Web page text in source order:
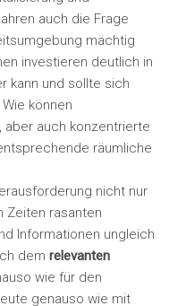
auch die Frage
mächtig
investieren deutlich in
kann und sollte sich
können
aber auch konzentrierte
räumliche
nicht nur
Zeiten rasanten
Informationen ungleich
demrelevanten
wie für den
genauso wie mit